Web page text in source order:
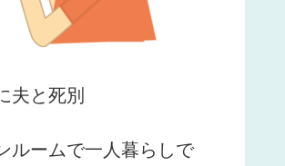
夫と死別
ルームで一人暮らしで